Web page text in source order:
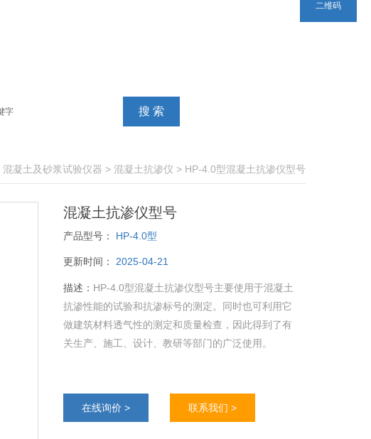
混凝土及砂浆试验仪器 > 混凝土抗渗仪 > HP-4.0型混凝土抗渗仪型号
混凝土抗渗仪型号
产品型号： HP-4.0型
更新时间： 2025-04-21
描述： HP-4.0型混凝土抗渗仪型号主要使用于混凝土
抗渗性能的试验和抗渗标号的测定。同时也可利用它
做建筑材料透气性的测定和质量检查，因此得到了有
关生产、施工、设计、教研等部门的广泛使用。
在线询价 > 联系我们 >
二维码